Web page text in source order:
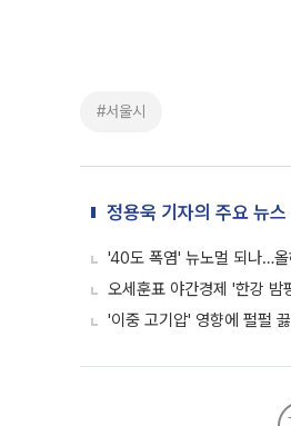
#서울시
정용욱 기자의 주요 뉴스
'40도 폭염' 뉴노멀 되나…올
오세훈표 야간경제 '한강
'이중 고기압' 영향에 펄펄